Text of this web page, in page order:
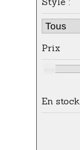
Prix
En stock